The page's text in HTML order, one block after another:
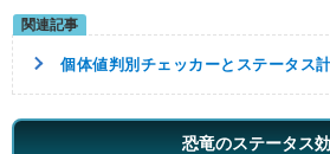
個体値判別チェッカーとステータス
恐竜のステータス